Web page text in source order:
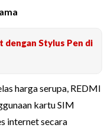
dengan Stylus Pen di
harga serupa, REDMI
kartu SIM
internet secara